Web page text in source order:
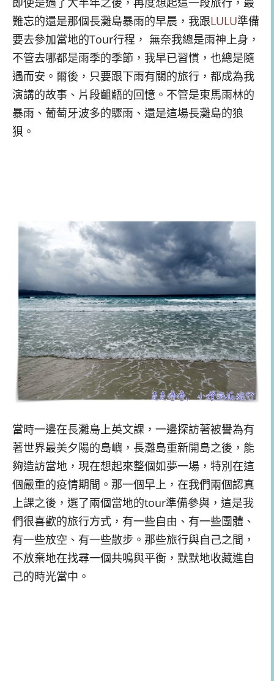
難忘的還是那個長灘島暴雨的早晨，我跟LULU準備
要去參加當地的Tour行程， 無奈我總是雨神上身，
不管去哪都是雨季的季節，我早已習慣，也總是隨
遇而安。爾後，只要跟下雨有關的旅行，都成為我
演講的故事、片段齟齬的回憶。不管是東馬雨林的
暴雨、葡萄牙波多的驟雨、還是這場長灘島的狼
狽。
當時一邊在長灘島上英文課，一邊探訪著被譽為有
著世界最美夕陽的島嶼，長灘島重新開島之後，能
夠造訪當地，現在想起來整個如夢一場，特別在這
個嚴重的疫情期間。那一個早上，在我們兩個認真
上課之後，選了兩個當地的tour準備參與，這是我
們很喜歡的旅行方式，有一些自由、有一些團體、
有一些放空、有一些散步。那些旅行與自己之間，
不放棄地在找尋一個共鳴與平衡，默默地收藏進自
己的時光當中。